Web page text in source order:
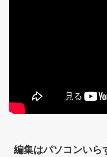
編集はパソコンいら